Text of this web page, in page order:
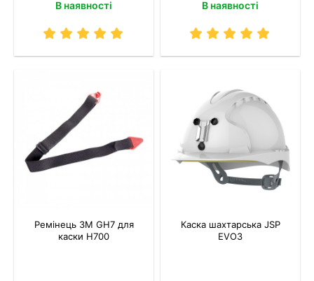
В наявності В наявності
Ремінець 3M GH7 для
каски H700
Каска шахтарська JSP
EVO3